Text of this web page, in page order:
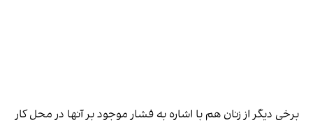
برخی دیگر از زنان هم با اشاره به فشار موجود بر آنها در محل کار